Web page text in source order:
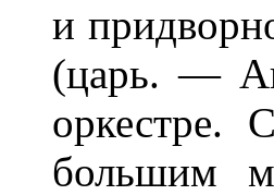
и
(царь. —
большим